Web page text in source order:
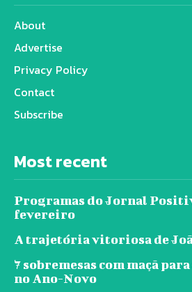
About
Advertise
Privacy Policy
Contact
Subscribe
Most recent
Programas do Jornal
fevereiro
A trajetória vitoriosa de
7 sobremesas com maçã
no Ano-Novo